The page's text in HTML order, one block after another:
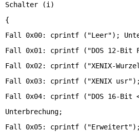
Schalter (i)
{
Fall 0x00: cprintf ("Leer");
Fall 0x01: cprintf ("DOS 12-Bit
Fall 0x02: cprintf ("XENIX-
Fall 0x03: cprintf ("XENIX usr");
Fall 0x04: cprintf ("DOS 16-Bit
Unterbrechung;
Fall 0x05: cprintf ("Erweitert");